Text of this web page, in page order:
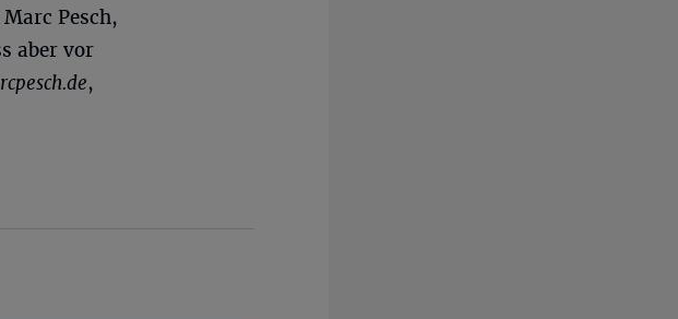
Pesch,
aber vor
,